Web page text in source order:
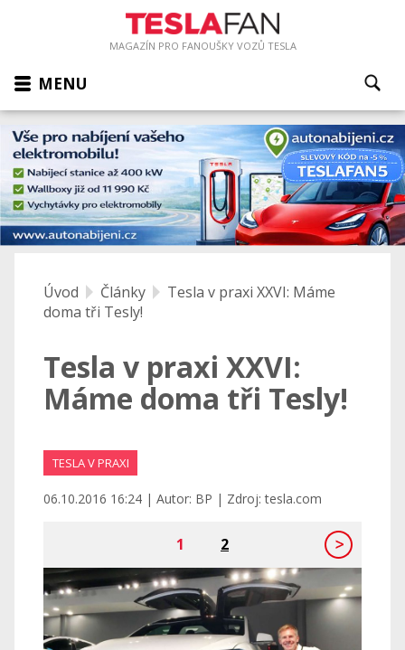
MAGAZÍN PRO FANOUŠKY VOZŮ TESLA
MENU
Úvod Články
Tesla v praxi XXVI: Máme
doma tři Tesly!
Tesla v praxi XXVI:
Máme doma tři Tesly!
TESLA V PRAXI
06.10.2016 16:24 | Autor: BP | Zdroj: tesla.com
1 2